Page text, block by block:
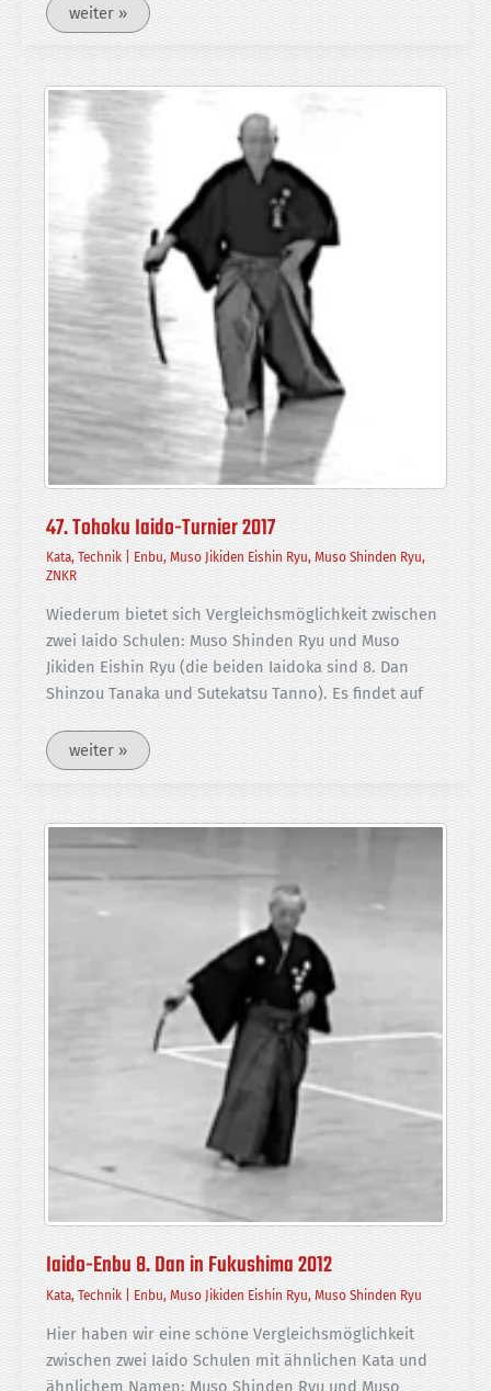
Iaido-
Enbu
in
weiter »
47. Tohoku Iaido-Turnier 2017
Kata, Technik| Enbu, Muso Jikiden Eishin Ryu, Muso Shinden Ryu,
ZNKR
Wiederum bietet sich Vergleichs­möglichkeit zwischen
zwei Iaido Schulen: Muso Shinden Ryu und Muso
Jikiden Eishin Ryu (die beiden Iaidoka sind 8. Dan
Shinzou Tanaka und Sutekatsu Tanno). Es findet auf
47.
Tohoku
Iaido-
Turnier
weiter »
Iaido-Enbu 8. Dan in Fukushima 2012
Kata, Technik| Enbu, Muso Jikiden Eishin Ryu, Muso Shinden Ryu
Hier haben wir eine schöne Ver­gleichs­möglich­keit
zwischen zwei Iaido Schulen mit ähnlichen Kata und
ähnlichem Namen: Muso Shinden Ryu und Muso